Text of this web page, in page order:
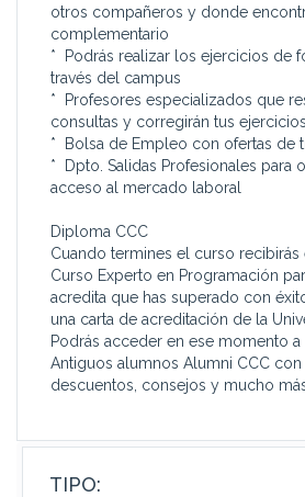
otros compañeros y donde
complementario
* Podrás realizar los ejercicios de
través del campus
* Profesores especializados que
consultas y corregirán tus ejercicios
* Bolsa de Empleo con ofertas de
* Dpto. Salidas Profesionales para
acceso al mercado laboral
Diploma CCC
Cuando termines el curso recibirás
Curso Experto en Programación
acredita que has superado con
una carta de acreditación de la
Podrás acceder en ese momento
Antiguos alumnos Alumni CCC con
descuentos, consejos y mucho
TIPO: